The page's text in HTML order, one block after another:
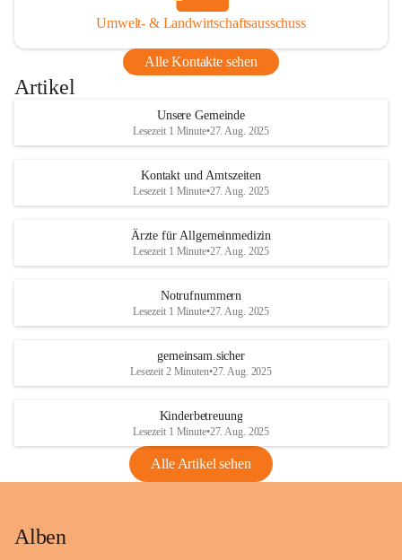
Umwelt- & Landwirtschaftsausschuss
Alle Kontakte sehen
Artikel
Unsere Gemeinde
Lesezeit 1 Minute•27. Aug. 2025
Kontakt und Amtszeiten
Lesezeit 1 Minute•27. Aug. 2025
Ärzte für Allgemeinmedizin
Lesezeit 1 Minute•27. Aug. 2025
Notrufnummern
Lesezeit 1 Minute•27. Aug. 2025
gemeinsam.sicher
Lesezeit 2 Minuten•27. Aug. 2025
Kinderbetreuung
Lesezeit 1 Minute•27. Aug. 2025
Alle Artikel sehen
Alben